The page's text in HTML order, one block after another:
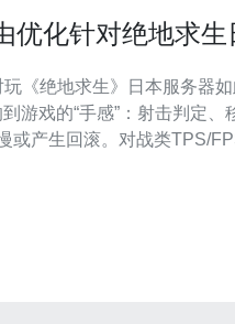
优化针对绝地求生
《绝地求生》日本服务器如
游戏的“手感”：射击判定、
或产生回滚。对战类TPS/
，理想PING在30-80ms，超